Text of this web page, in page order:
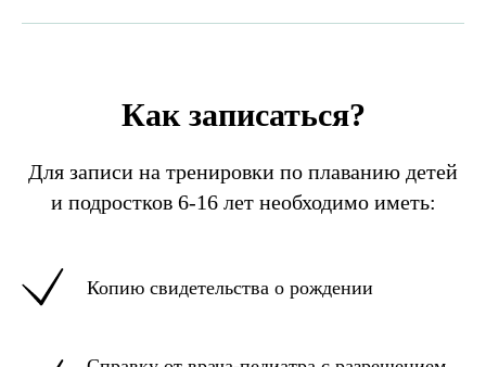
Как записаться?
Для записи на тренировки по плаванию детей
и подростков 6-16 лет необходимо иметь:
Копию свидетельства о рождении